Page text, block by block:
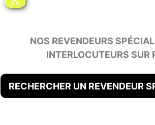
NOS REVENDEURS
INTERLOCUTEURS SUR
RECHERCHER UN REVENDEUR